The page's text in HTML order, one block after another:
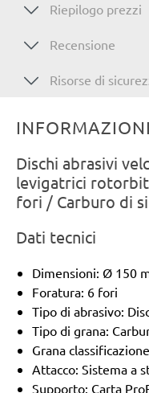
Riepilogo prezzi
Recensione
Risorse di
Dischi abrasivi
levigatrici
fori / Carburo di
Dati tecnici
Dimensioni: Ø 150
Foratura: 6 fori
Tipo di abrasivo:
Tipo di grana:
Grana
Attacco: Sistema a
Supporto: Carta